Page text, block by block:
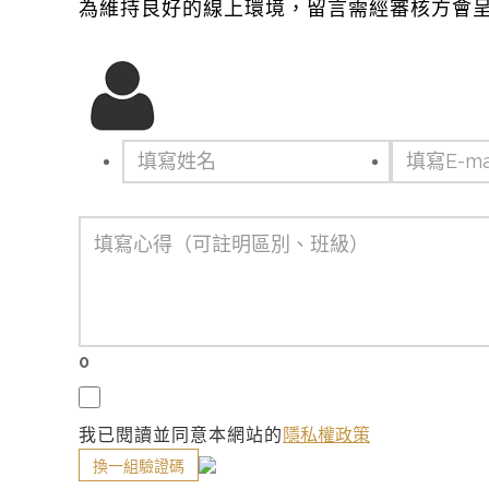
為維持良好的線上環境，留言需經審核方會
0
我已閱讀並同意本網站的 隱私權政策
換一組驗證碼